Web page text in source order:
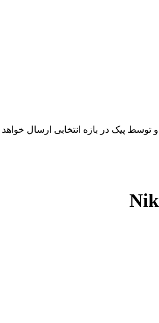
پیک در بازه انتخابی ارسال